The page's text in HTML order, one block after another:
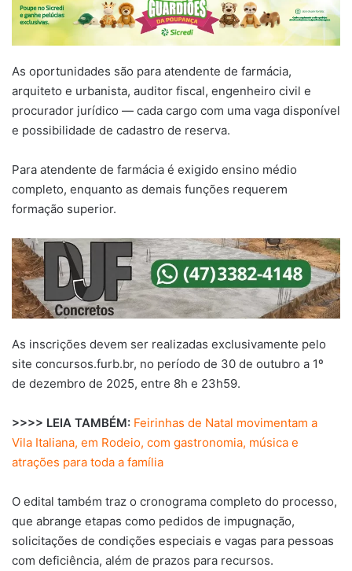
As oportunidades são para atendente de farmácia,
arquiteto e urbanista, auditor fiscal, engenheiro civil e
procurador jurídico — cada cargo com uma vaga disponível
e possibilidade de cadastro de reserva.
Para atendente de farmácia é exigido ensino médio
completo, enquanto as demais funções requerem
formação superior.
As inscrições devem ser realizadas exclusivamente pelo
site concursos.furb.br, no período de 30 de outubro a 1º
de dezembro de 2025, entre 8h e 23h59.
>>>> LEIA TAMBÉM: Feirinhas de Natal movimentam a
Vila Italiana, em Rodeio, com gastronomia, música e
atrações para toda a família
O edital também traz o cronograma completo do processo,
que abrange etapas como pedidos de impugnação,
solicitações de condições especiais e vagas para pessoas
com deficiência, além de prazos para recursos.